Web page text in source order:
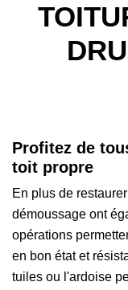
Profitez de
toit propre
En plus de
démoussage ont
opérations
en bon état et
tuiles ou l'ardoise